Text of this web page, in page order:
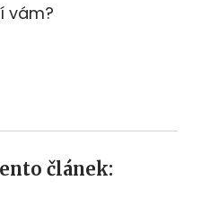
vám?
článek: